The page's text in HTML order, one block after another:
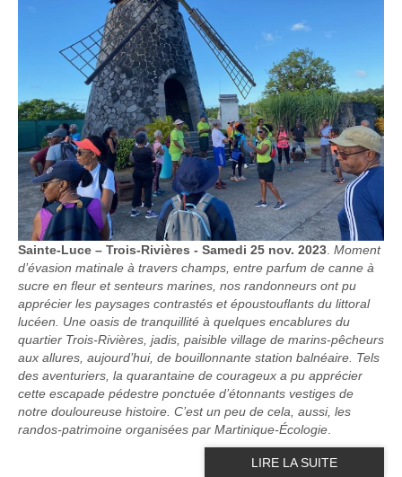
Sainte-Luce – Trois-Rivières - Samedi 25 nov. 2023 Moment
d’évasion matinale à travers champs, entre parfum de canne à
sucre en fleur et senteurs marines, nos randonneurs ont pu
apprécier les paysages contrastés et époustouflants du littoral
lucéen. Une oasis de tranquillité à quelques encablures du
quartier Trois-Rivières, jadis, paisible village de marins-pêcheurs
aux allures, aujourd’hui, de bouillonnante station balnéaire. Tels
des aventuriers, la quarantaine de courageux a pu apprécier
cette escapade pédestre ponctuée d’étonnants vestiges de
notre douloureuse histoire. C’est un peu de cela, aussi, les
randos-patrimoine organisées par Martinique-Écologie
LIRE LA SUITE